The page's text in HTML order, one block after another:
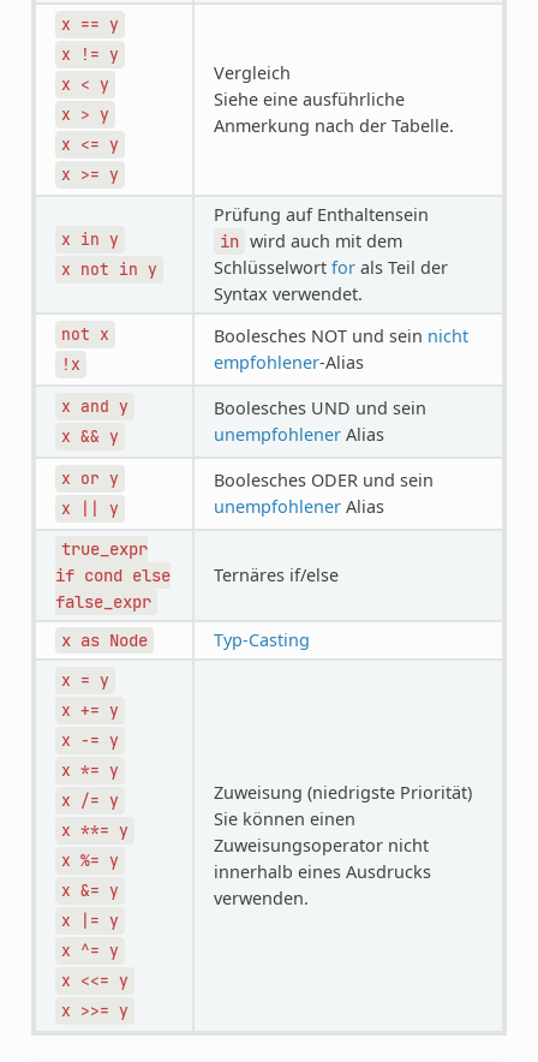
x == y
x
!= y
x < y
x > y
x <= y
x >= y
Vergleich
Siehe eine ausführliche
Anmerkung nach der Tabelle.
x in y
x not in y
Prüfung auf Enthaltensein
in wird auch mit dem
Schlüsselwort forals Teil der
Syntax verwendet.
not x
!x
Boolesches NOT und sein nicht
empfohlener-Alias
x and y
x && y
Boolesches UND und sein
unempfohlenerAlias
x or y
x
y
Boolesches ODER und sein
unempfohlenerAlias
true_expr
if cond else
false_expr
Ternäres if/else
x as Node Typ-Casting
x = y
x += y
x -= y
x *= y
x /= y
x **= y
x %= y
x &= y
x
|= y
x ^= y
x <<= y
x >>= y
Zuweisung (niedrigste Priorität)
Sie können einen
Zuweisungsoperator nicht
innerhalb eines Ausdrucks
verwenden.